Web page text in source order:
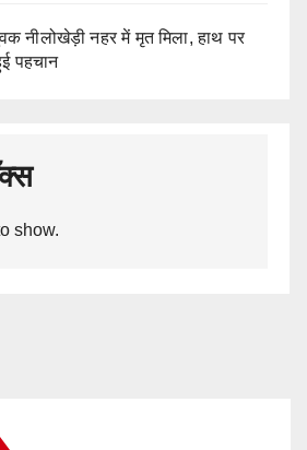
नीलोखेड़ी नहर में मृत मिला, हाथ पर
पहचान
show.